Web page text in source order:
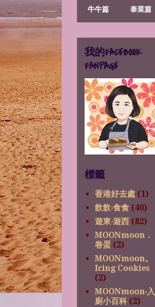
牛牛篇 泰菜篇
我的FACEBOOK
FANPAGE
標籤
香港好去處 (1)
飲飲‧食食 (40)
遊東‧遊西 (82)
MOONmoon．
卷蛋 (2)
MOONmoon。
Icing Cookies
(2)
MOONmoon‧入
廚小百科 (2)